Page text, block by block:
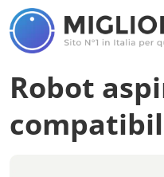
Robot